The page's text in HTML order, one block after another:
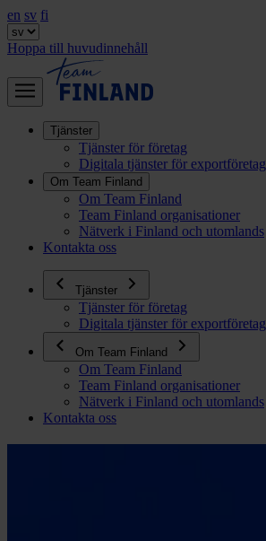
en sv fi
Hoppa till huvudinnehåll
Tjänster
Tjänster för företag
Digitala tjänster för exportföretag
Om Team Finland
Om Team Finland
Team Finland organisationer
Nätverk i Finland och utomlands
Kontakta oss
Tjänster
Tjänster för företag
Digitala tjänster för exportföretag
Om Team Finland
Om Team Finland
Team Finland organisationer
Nätverk i Finland och utomlands
Kontakta oss